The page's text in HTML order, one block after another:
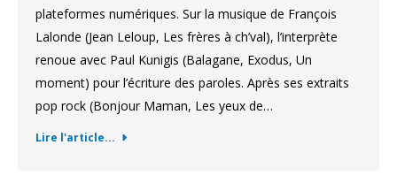
plateformes numériques. Sur la musique de François
Lalonde (Jean Leloup, Les frères à ch’val), l’interprète
renoue avec Paul Kunigis (Balagane, Exodus, Un
moment) pour l’écriture des paroles. Après ses extraits
pop rock (Bonjour Maman, Les yeux de…
Lire l'article...